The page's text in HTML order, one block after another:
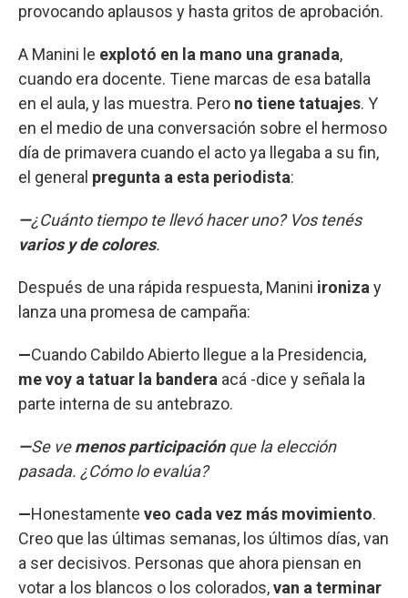
provocando aplausos y hasta gritos de aprobación.
A Manini le explotó en la mano una granada,
cuando era docente. Tiene marcas de esa batalla
en el aula, y las muestra. Pero no tiene tatuajes. Y
en el medio de una conversación sobre el hermoso
día de primavera cuando el acto ya llegaba a su fin,
el general pregunta a esta periodista:
—¿Cuánto tiempo te llevó hacer uno? Vos tenés
varios y de colores.
Después de una rápida respuesta, Manini ironiza y
lanza una promesa de campaña:
—Cuando Cabildo Abierto llegue a la Presidencia,
me voy a tatuar la bandera acá -dice y señala la
parte interna de su antebrazo.
—Se vemenos participaciónque la elección
pasada. ¿Cómo lo evalúa?
—Honestamente veo cada vez más movimiento.
Creo que las últimas semanas, los últimos días, van
a ser decisivos. Personas que ahora piensan en
votar a los blancos o los colorados,van a terminar